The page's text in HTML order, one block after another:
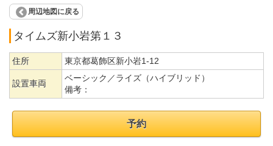
周辺地図に戻る
タイムズ新小岩第１３
住所 東京都葛飾区新小岩1-12
設置車両
ベーシック／ライズ（ハイブリッド）
備考：
予約